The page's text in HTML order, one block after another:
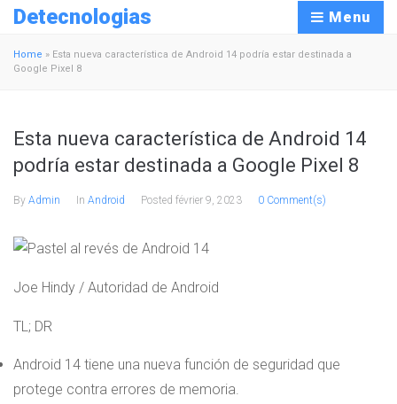
Detecnologias Menu
Home » Esta nueva característica de Android 14 podría estar destinada a
Google Pixel 8
Esta nueva característica de Android 14
podría estar destinada a Google Pixel 8
By Admin In Android Posted février 9, 2023 0 Comment(s)
Joe Hindy / Autoridad de Android
TL; DR
Android 14 tiene una nueva función de seguridad que
protege contra errores de memoria.